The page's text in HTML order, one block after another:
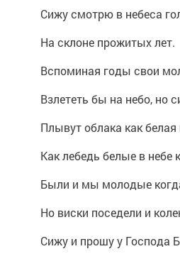
Сижу смотрю в небеса
На склоне прожитых лет.
Вспоминая годы свои
Взлететь бы на небо, но
Плывут облака как белая
Как лебедь белые в небе
Были и мы молодые
Но виски поседели и
Сижу и прошу у Господа